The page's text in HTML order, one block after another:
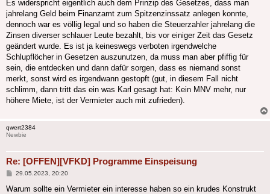
Es widerspricht eigentlich auch dem Prinzip des Gesetzes, dass man
jahrelang Geld beim Finanzamt zum Spitzenzinssatz anlegen konnte,
dennoch war es völlig legal und so haben die Steuerzahler jahrelang die
Zinsen diverser schlauer Leute bezahlt, bis vor einiger Zeit das Gesetz
geändert wurde. Es ist ja keineswegs verboten irgendwelche
Schlupflöcher in Gesetzen auszunutzen, da muss man aber pfiffig für
sein, die entdecken und dann dafür sorgen, dass es niemand sonst
merkt, sonst wird es irgendwann gestopft (gut, in diesem Fall nicht
schlimm, dann tritt das ein was Karl gesagt hat: Kein MNV mehr, nur
höhere Miete, ist der Vermieter auch mit zufrieden).
qwert2384
Newbie
Re: [OFFEN][VFKD] Programme Einspeisung
Beitrag
29.05.2023, 20:20
Warum sollte ein Vermieter ein interesse haben so ein krudes Konstrukt